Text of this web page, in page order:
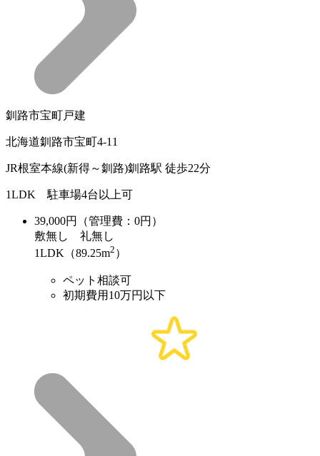
釧路市宝町戸建
北海道釧路市宝町4-11
JR根室本線(新得～釧路)釧路駅 徒歩22分
1LDK 駐車場4台以上可
39,000円（管理費：0円）
敷無し 礼無し
1LDK（89.25m2 ）
ペット相談可
初期費用10万円以下